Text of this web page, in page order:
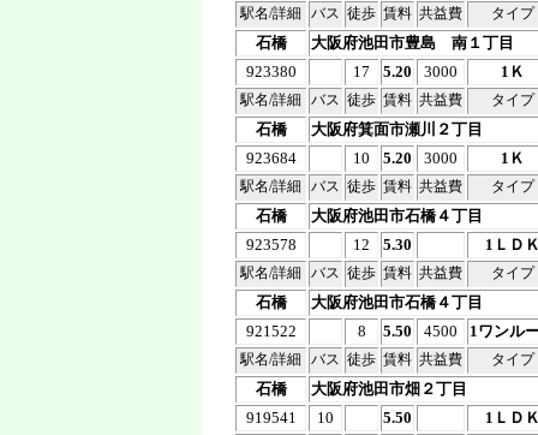
駅名/詳細 バス 徒歩 賃料 共益費 タイプ
石橋
大阪府池田市豊島 南１丁目
923380
17 5.20 3000 1Ｋ
駅名/詳細 バス 徒歩 賃料 共益費 タイプ
石橋
大阪府箕面市瀬川２丁目
923684
10 5.20 3000 1Ｋ
駅名/詳細 バス 徒歩 賃料 共益費 タイプ
石橋
大阪府池田市石橋４丁目
923578
12 5.30 1ＬＤ
駅名/詳細 バス 徒歩 賃料 共益費 タイプ
石橋
大阪府池田市石橋４丁目
921522
8 5.50 4500 1ワンル
駅名/詳細 バス 徒歩 賃料 共益費 タイプ
石橋
大阪府池田市畑２丁目
919541
10 5.50 1ＬＤ